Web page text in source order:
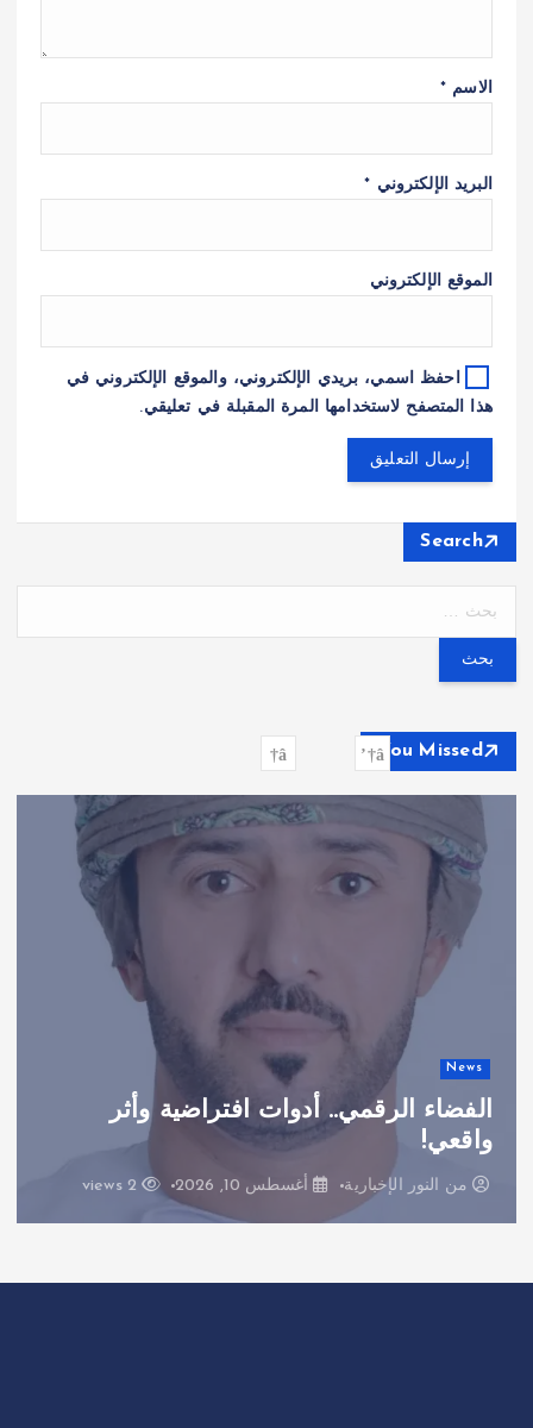
الاسم *
البريد الإلكتروني *
الموقع الإلكتروني
احفظ اسمي، بريدي الإلكتروني، والموقع الإلكتروني في
هذا المتصفح لاستخدامها المرة المقبلة في تعليقي.
Search
ح
ع
You Missed
News
الفضاء الرقمي.. أدوات افتراضية وأثر
واقعي!
من النور الإخبارية أغسطس 10, 2026 2 views